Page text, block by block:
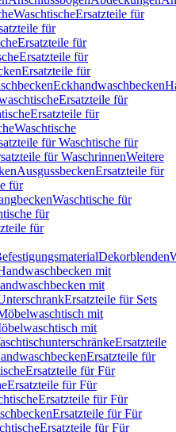
WaschtischeErsatzteile für
für
Ersatzteile für
Ersatzteile für
Ersatzteile für
Eckhandwaschbecken
Ersatzteile für
Ersatzteile für
Waschtische
für Waschtische für
für WaschrinnenWeitere
AusgussbeckenErsatzteile für
für
Waschtische für
für
für
Dekorblenden
mit
mit
Ersatzteile für Sets
mit
mit
Ersatzteile
Ersatzteile für
Ersatzteile für Für
Ersatzteile für Für
Ersatzteile für Für
Ersatzteile für Für
Ersatzteile für Für